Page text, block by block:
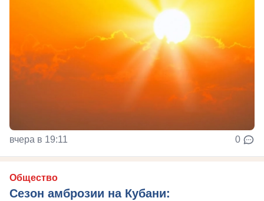
вчера в 19:11 0
Общество
Сезон амброзии на Кубани: